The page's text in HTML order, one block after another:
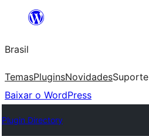
o
conteúdo
Brasil
TemasPluginsNovidadesSuporte
Baixar o WordPress
Plugin Directory